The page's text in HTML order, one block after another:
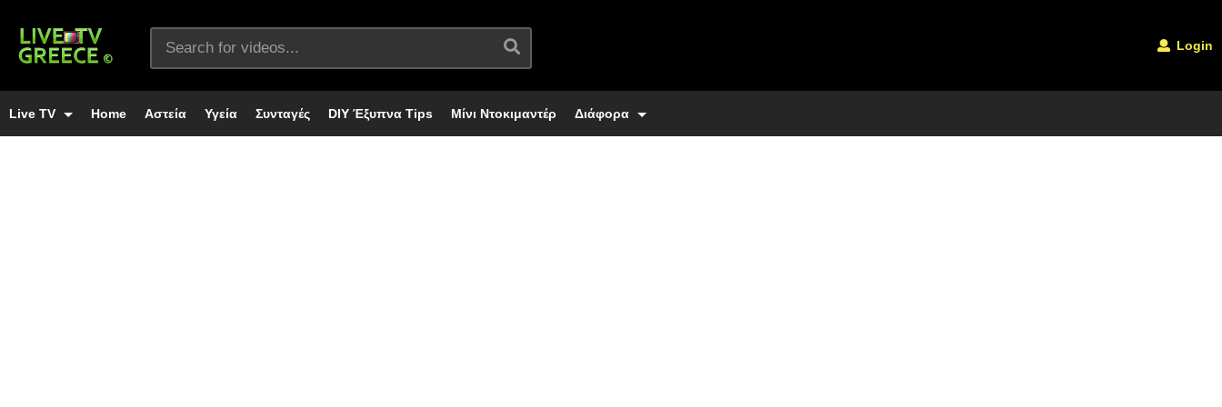
Login
Live TV Home Αστεία Υγεία Συνταγές DIY Έξυπνα Tips Μίνι Ντοκιμαντέρ Διάφορα